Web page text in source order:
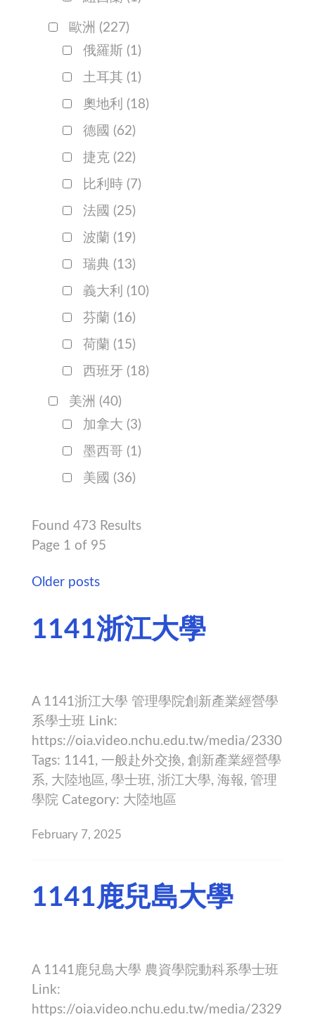
歐洲 (227)
俄羅斯 (1)
土耳其 (1)
奧地利 (18)
德國 (62)
捷克 (22)
比利時 (7)
法國 (25)
波蘭 (19)
瑞典 (13)
義大利 (10)
芬蘭 (16)
荷蘭 (15)
西班牙 (18)
美洲 (40)
加拿大 (3)
墨西哥 (1)
美國 (36)
Found 473 Results
Page 1 of 95
Older posts
1141浙江大學
A 1141浙江大學 管理學院創新產業經營學
系學士班 Link:
https://oia.video.nchu.edu.tw/media/2330
Tags: 1141, 一般赴外交換, 創新產業經營學
系, 大陸地區, 學士班, 浙江大學, 海報, 管理
學院 Category: 大陸地區
February 7, 2025
1141鹿兒島大學
A 1141鹿兒島大學 農資學院動科系學士班
Link:
https://oia.video.nchu.edu.tw/media/2329